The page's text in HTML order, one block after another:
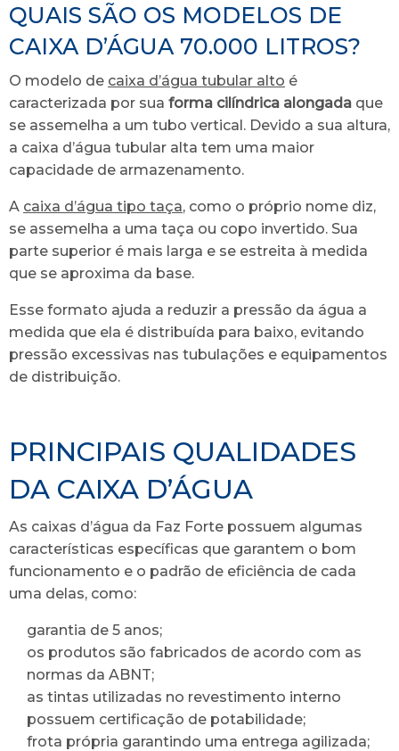
QUAIS SÃO OS MODELOS DE
CAIXA D’ÁGUA 70.000 LITROS?
O modelo de caixa d’água tubular alto é
caracterizada por sua forma cilíndrica alongada que
se assemelha a um tubo vertical. Devido a sua altura,
a caixa d’água tubular alta tem uma maior
capacidade de armazenamento.
A caixa d’água tipo taça, como o próprio nome diz,
se assemelha a uma taça ou copo invertido. Sua
parte superior é mais larga e se estreita à medida
que se aproxima da base.
Esse formato ajuda a reduzir a pressão da água a
medida que ela é distribuída para baixo, evitando
pressão excessivas nas tubulações e equipamentos
de distribuição.
PRINCIPAIS QUALIDADES
DA CAIXA D’ÁGUA
As caixas d’água da Faz Forte possuem algumas
características específicas que garantem o bom
funcionamento e o padrão de eficiência de cada
uma delas, como:
garantia de 5 anos;
os produtos são fabricados de acordo com as
normas da ABNT;
as tintas utilizadas no revestimento interno
possuem certificação de potabilidade;
frota própria garantindo uma entrega agilizada;